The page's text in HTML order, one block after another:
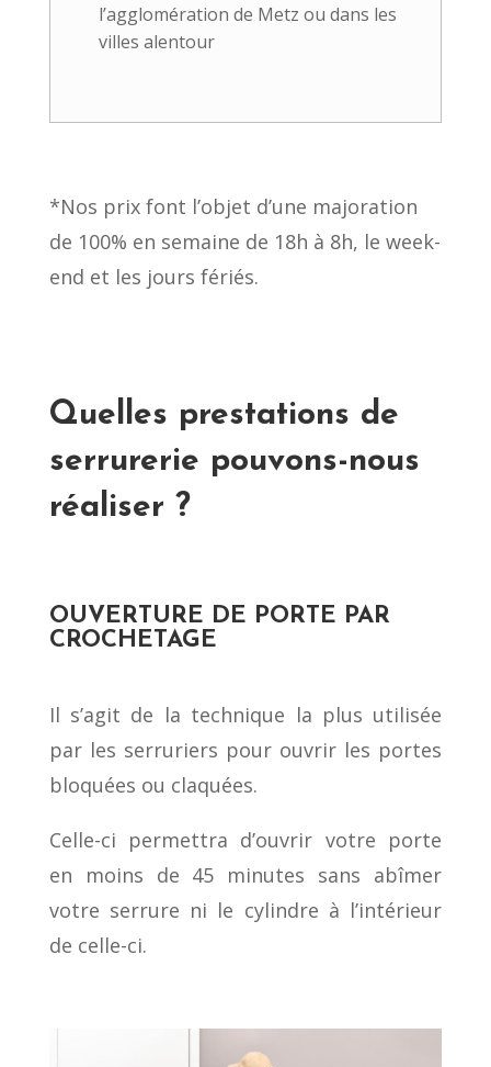
l’agglomération de Metz ou dans les
villes alentour
*Nos prix font l’objet d’une majoration
de 100% en semaine de 18h à 8h, le week-
end et les jours fériés.
Quelles prestations de
serrurerie pouvons-nous
réaliser ?
OUVERTURE DE PORTE PAR
CROCHETAGE
Il s’agit de la technique la plus utilisée
par les serruriers pour ouvrir les portes
bloquées ou claquées.
Celle-ci permettra d’ouvrir votre porte
en moins de 45 minutes sans abîmer
votre serrure ni le cylindre à l’intérieur
de celle-ci.